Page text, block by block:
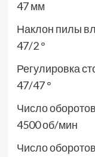
47 мм
Наклон пилы
47/2 °
Регулировка
47/47 °
Число
4500 об/мин
Число